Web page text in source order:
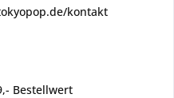
kontakt
Bestellwert